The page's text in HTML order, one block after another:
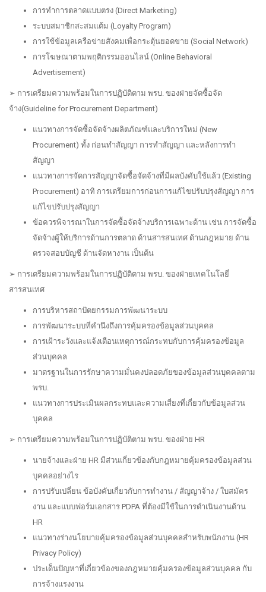
การทำการตลาดแบบตรง (Direct Marketing)
ระบบสมาชิกสะสมแต้ม (Loyalty Program)
การใช้ข้อมูลเครือข่ายสังคมเพื่อกระตุ้นยอดขาย (Social Network)
การโฆษณาตามพฤติกรรมออนไลน์ (Online Behavioral
Advertisement)
➢ การเตรียมความพร้อมในการปฏิบัติตาม พรบ. ของฝ่ายจัดซื้อจัด
จ้าง(Guideline for Procurement Department)
แนวทางการจัดซื้อจัดจ้างผลิตภัณฑ์และบริการใหม่ (New
Procurement) ทั้ง ก่อนทำสัญญา การทำสัญญา และหลังการทำ
สัญญา
แนวทางการจัดการสัญญาจัดซื้อจัดจ้างที่มีผลบังคับใช้แล้ว (Existing
Procurement) อาทิ การเตรียมการก่อนการแก้ไขปรับปรุงสัญญา การ
แก้ไขปรับปรุงสัญญา
ข้อควรพิจารณาในการจัดซื้อจัดจ้างบริการเฉพาะด้าน เช่น การจัดซื้อ
จัดจ้างผู้ให้บริการด้านการตลาด ด้านสารสนเทศ ด้านกฎหมาย ด้าน
ตรวจสอบบัญชี ด้านจัดหางาน เป็นต้น
➢ การเตรียมความพร้อมในการปฏิบัติตาม พรบ. ของฝ่ายเทคโนโลยี่
สารสนเทศ
การบริหารสถาปัตยกรรมการพัฒนาระบบ
การพัฒนาระบบที่คำนึงถึงการคุ้มครองข้อมูลส่วนบุคคล
การเฝ้าระวังและแจ้งเตือนเหตุการณ์กระทบกับการคุ้มครองข้อมูล
ส่วนบุคคล
มาตรฐานในการรักษาความมั่นคงปลอดภัยของข้อมูลส่วนบุคคลตาม
พรบ.
แนวทางการประเมินผลกระทบและความเสี่ยงที่เกี่ยวกับข้อมูลส่วน
บุคคล
➢ การเตรียมความพร้อมในการปฏิบัติตาม พรบ. ของฝ่าย HR
นายจ้างและฝ่าย HR มีส่วนเกี่ยวข้องกับกฎหมายคุ้มครองข้อมูลส่วน
บุคคลอย่างไร
การปรับเปลี่ยน ข้อบังคับเกี่ยวกับการทำงาน / สัญญาจ้าง / ใบสมัคร
งาน และแบบฟอร์มเอกสาร PDPA ที่ต้องมีใช้ในการดำเนินงานด้าน
HR
แนวทางร่างนโยบายคุ้มครองข้อมูลส่วนบุคคลสำหรับพนักงาน (HR
Privacy Policy)
ประเด็นปัญหาที่เกี่ยวข้องของกฎหมายคุ้มครองข้อมูลส่วนบุคคล กับ
การจ้างแรงงาน